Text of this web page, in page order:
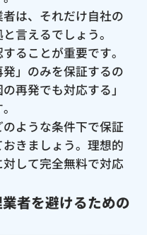
は、それだけ自社の
言えるでしょう。
ることが重要です。
発」のみを保証するの
再発でも対応する」
ような条件下で保証
きましょう。理想的
して完全無料で対応
者を避けるための